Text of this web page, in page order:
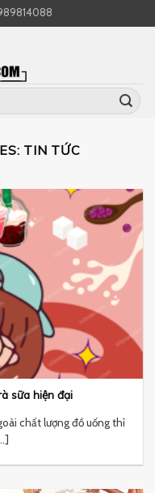
TIN TỨC
sữa hiện đại
chất lượng đồ uống thì